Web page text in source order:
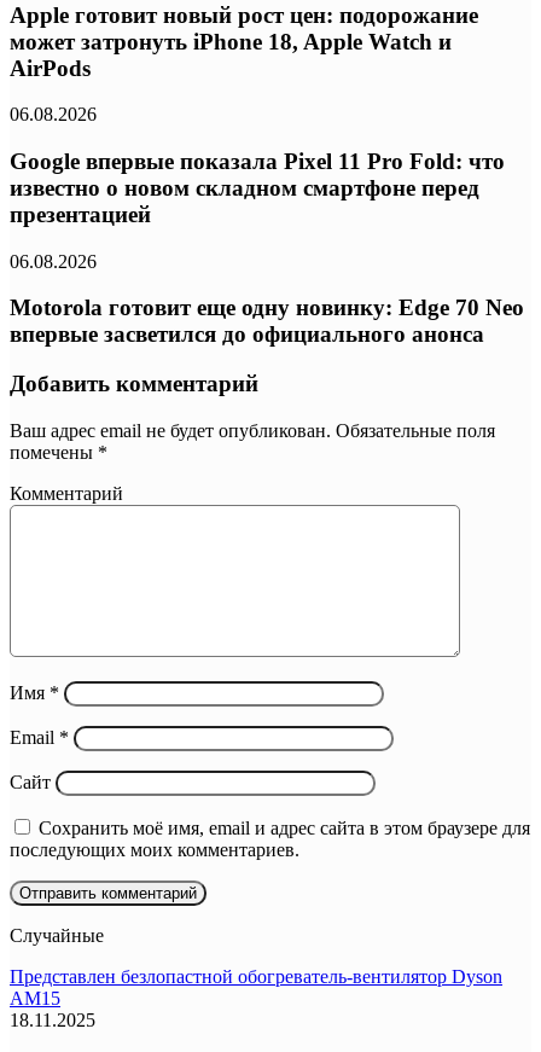
Apple готовит новый рост цен: подорожание
может затронуть iPhone 18, Apple Watch и
AirPods
06.08.2026
Google впервые показала Pixel 11 Pro Fold: что
известно о новом складном смартфоне перед
презентацией
06.08.2026
Motorola готовит еще одну новинку: Edge 70 Neo
впервые засветился до официального анонса
Добавить комментарий
Ваш адрес email не будет опубликован. Обязательные поля
помечены *
Комментарий
Имя *
Email *
Сайт
Сохранить моё имя, email и адрес сайта в этом браузере для
последующих моих комментариев.
Случайные
Представлен безлопастной обогреватель-вентилятор Dyson
AM15
18.11.2025